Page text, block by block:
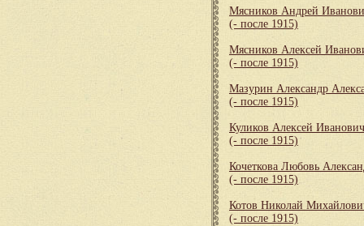
Мясников Андрей
(- после 1915)
Мясников Алексей
(- после 1915)
Мазурин Александр
(- после 1915)
Куликов Алексей Иванович
(- после 1915)
Кочеткова Любовь
(- после 1915)
Котов Николай
(- после 1915)